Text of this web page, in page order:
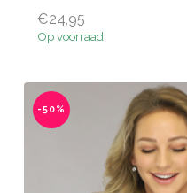
€24,95
Op voorraad
-50%